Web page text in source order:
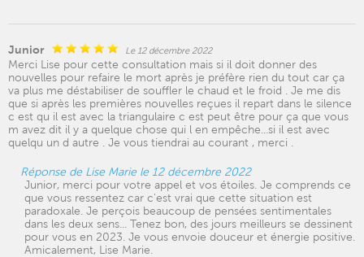
Junior Le 12 décembre 2022
Merci Lise pour cette consultation mais si il doit donner des
nouvelles pour refaire le mort après je préfère rien du tout car ça
va plus me déstabiliser de souffler le chaud et le froid . Je me dis
que si après les premières nouvelles reçues il repart dans le silence
c est qu il est avec la triangulaire c est peut être pour ça que vous
m avez dit il y a quelque chose qui l en empêche...si il est avec
quelqu un d autre . Je vous tiendrai au courant , merci .
Réponse de Lise Marie le 12 décembre 2022
Junior, merci pour votre appel et vos étoiles. Je comprends ce
que vous ressentez car c'est vrai que cette situation est
paradoxale. Je perçois beaucoup de pensées sentimentales
dans les deux sens... Tenez bon, des jours meilleurs se dessinent
pour vous en 2023. Je vous envoie douceur et énergie positive.
Amicalement, Lise Marie.